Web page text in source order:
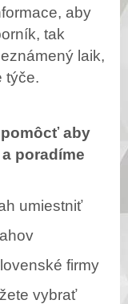
aby
tak
laik,
týče.
aby
poradíme
umiestniť
firmy
vybrať